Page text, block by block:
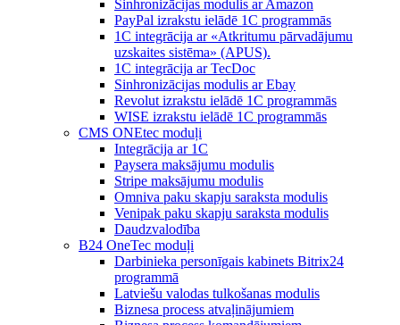
Sinhronizācijas modulis ar Amazon
PayPal izrakstu ielādē 1C programmās
1C integrācija ar «Atkritumu pārvadājumu
uzskaites sistēma» (APUS).
1C integrācija ar TecDoc
Sinhronizācijas modulis ar Ebay
Revolut izrakstu ielādē 1C programmās
WISE izrakstu ielādē 1C programmās
CMS ONEtec moduļi
Integrācija ar 1C
Paysera maksājumu modulis
Stripe maksājumu modulis
Omniva paku skapju saraksta modulis
Venipak paku skapju saraksta modulis
Daudzvalodība
B24 OneTec moduļi
Darbinieka personīgais kabinets Bitrix24
programmā
Latviešu valodas tulkošanas modulis
Biznesa process atvaļinājumiem